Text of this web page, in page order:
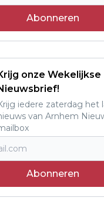
Abonneren
onze Wekelijkse
iedere zaterdag het
van Arnhem
Abonneren